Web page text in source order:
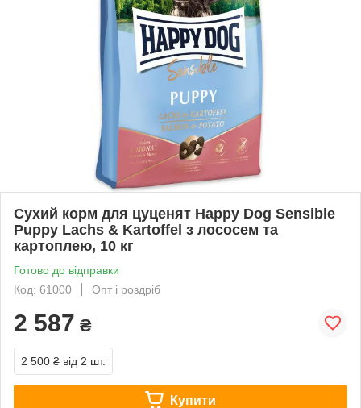
Сухий корм для цуценят Happy Dog Sensible
Puppy Lachs & Kartoffel з лососем та
картоплею, 10 кг
Готово до відправки
Код: 61000
Опт і роздріб
2 587 ₴
2 500 ₴ від 2 шт.
Купити